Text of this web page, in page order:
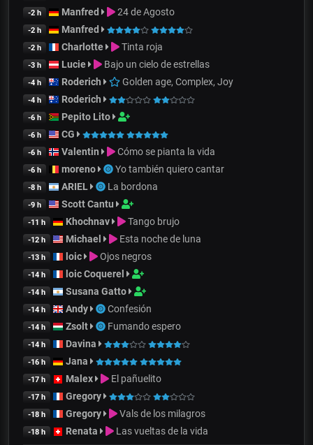
-2 h Manfred 24 de Agosto
-2 h Manfred
-2 h Charlotte Tinta roja
-3 h Lucie Bajo un cielo de estrellas
-4 h Roderich Golden age, Complex, Joy
-4 h Roderich
-6 h Pepito Lito
-6 h CG
-6 h Valentin Cómo se pianta la vida
-6 h moreno Yo también quiero cantar
-8 h ARIEL La bordona
-9 h Scott Cantu
-11 h Khochnav Tango brujo
-12 h Michael Esta noche de luna
-13 h loic Ojos negros
-14 h loic Coquerel
-14 h Susana Gatto
-14 h Andy Confesión
-14 h Zsolt Fumando espero
-14 h Davina
-16 h Jana
-17 h Malex El pañuelito
-17 h Gregory
-18 h Gregory Vals de los milagros
-18 h Renata Las vueltas de la vida